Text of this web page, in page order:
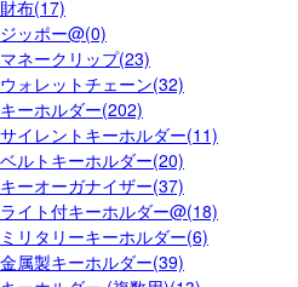
財布(17)
ジッポー@(0)
マネークリップ(23)
ウォレットチェーン(32)
キーホルダー(202)
サイレントキーホルダー(11)
ベルトキーホルダー(20)
キーオーガナイザー(37)
ライト付キーホルダー@(18)
ミリタリーキーホルダー(6)
金属製キーホルダー(39)